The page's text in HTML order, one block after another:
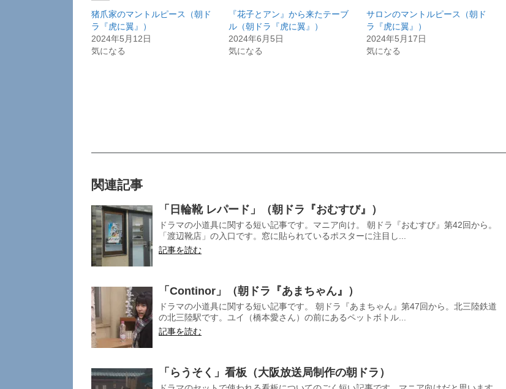
猪爪家のマントルピース（朝ド
ラ『虎に翼』）
2024年5月12日
気になる
『花子とアン』から来たテーブ
ル（朝ドラ『虎に翼』）
2024年6月5日
気になる
サロンのマントルピース（朝ド
ラ『虎に翼』）
2024年5月17日
気になる
関連記事
「日輪靴 レパード」（朝ドラ『おむすび』）
ドラマの小道具に関する短い記事です。マニア向け。 朝ドラ『おむすび』第42回から。
「渡辺靴店」の入口です。窓に貼られているポスターに注目し...
記事を読む
「Continor」（朝ドラ『あまちゃん』）
ドラマの小道具に関する短い記事です。 朝ドラ『あまちゃん』第47回から。北三陸鉄道
の北三陸駅です。ユイ（橋本愛さん）の前にあるペットボトル...
記事を読む
「らうそく」看板（大阪放送局制作の朝ドラ）